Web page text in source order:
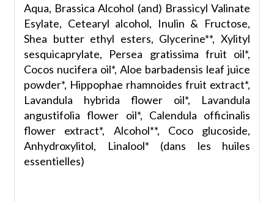
Aqua, Brassica Alcohol (and) Brassicyl Valinate
Esylate, Cetearyl alcohol, Inulin & Fructose,
Shea butter ethyl esters, Glycerine**, Xylityl
sesquicaprylate, Persea gratissima fruit oil*,
Cocos nucifera oil*, Aloe barbadensis leaf juice
powder*, Hippophae rhamnoides fruit extract*,
Lavandula hybrida flower oil*, Lavandula
angustifolia flower oil*, Calendula officinalis
flower extract*, Alcohol**, Coco glucoside,
Anhydroxylitol, Linalool* (dans les huiles
essentielles)